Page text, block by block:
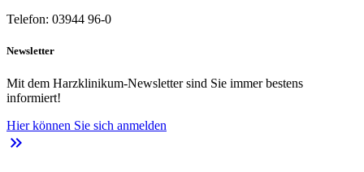
Telefon: 03944 96-0
Newsletter
Mit dem Harzklinikum-Newsletter sind Sie immer bestens
informiert!
Hier können Sie sich anmelden
keyboard_double_arrow_right